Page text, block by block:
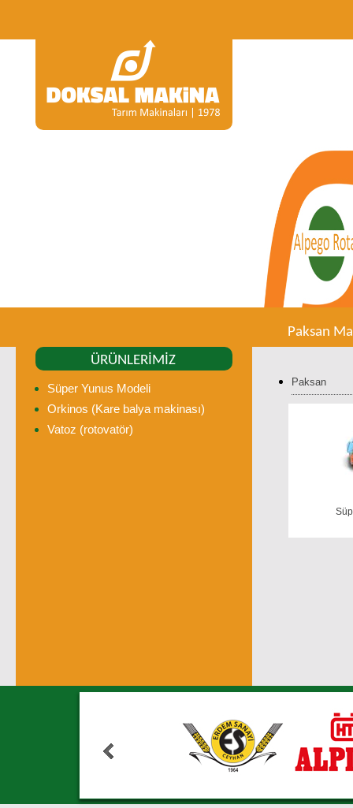
Paksan
ÜRÜNLERİMİZ
Süper Yunus Modeli
Orkinos (Kare balya makinası)
Vatoz (rotovatör)
Paksan